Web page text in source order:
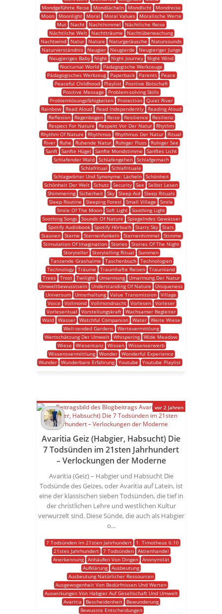
Mondgeführte Reise
Mondlächeln Mondlicht
Mondreise
Moon
Moonlight Moral Moral Values
Moralische Werte
Mut
Nacht Nachthimmel
Nächtliche Reise
Nächtliche Welt
Nachtträume
Nachtüberwachung
Nachtwind
Natur Nature Naturgeräusche
Natursounds
Naturverständnis
Neugier Neugierde
Neugieriger Junge
Neugieriges Baby
Night Night Journey
Night Wind
Nocturnal World
Pädagogische Werkzeuge
Pädagogisches Werkzeug
Paperback Parents
Peace
Peaceful Childhood
Playlist
Positive Botschaft
Positive Message
Problem-solving Skills
Problemlösungsfähigkeiten
Protection
Quiet River
Rainbow
Read Aloud Read Independently
Reading Aloud
Reflexion
Regenbogen Reise Resilience
Resilienz
Respect For Nature
Respekt Vor Der Natur
Rhythm
Rhythm Of Nature
Rhythmus Rhythmus Der Natur
Ritual
River
Ruhe Ruhende Natur Ruhiger Fluss
Ruhiger See
Sanft
Sanfte Hügel Sanfte Mondstimme
Sanftes Licht
Schlafender Wald
Schlafengehen
Schlafgemach
Schlafritual
Schlafrituale
Schlagwörter Und Synonyme: Lächeln
Schönheit
Schönheit Der Welt Schutz Security See
Selbst Lesen
Shimmering
Sicherheit Sky Sleep Aid
Sleep Rituals
Sleep Routine
Sleeping Forest Small Village
Smile
Smile Of The Moon Soft Light Soothing Light
Soothing Songs
Sounds Of Nature
Spiegelndes Gewässer
Spotify Audiobook Spotify Hörbuch Starry Sky Stars
Staunen
Sterne Sternenfunkeln Sternenhimmel
Stimme
Stimulation Of Imagination
Stories
Stories Of The Night
Storyteller Storytelling Ritual
Summen
Tanzende Grashalme
Taschenbuch
Technologien
Technology Träume Traumhafte Reisen Traumland
Trees
Trost Twilight Umarmung
Umarmung Der Natur
Umweltbewusstsein
Understanding Of Nature
Uniqueness
Universum
Unterhaltung Value Transmission Village
Voice
Vollmond Vollmondnacht Vorlesen
Vorleser
Vorleseritual
Vorstellungskraft
Wachsamer Begleiter
Wald
Wasser Watchful Companion Water
Weite Wiese
Well-tended Gardens
Wertevermittlung
Wertschätzung Der Umwelt Whispering Wide Meadow
Wiese
Wiesentanz Wissen Wissenserwerb
Wissensvermittlung Wonder Wonderful Experience
Wunder Wunderbare Erfahrung Youtube Youtube Playlist
Avaritia Geiz (Habgier, Habsucht) Die
7 Todsünden im 21sten Jahrhundert
– Verlockungen der Moderne
Avaritia (Geiz) – Habgier und Habsucht Die
Todsünde des Geizes, oder Avaritia auf Latein, ist
eine der klassischen sieben Todsünden, die tief in
der christlichen Lehre und westlichen Kultur
verwurzelt sind. Diese Sünde, die auch als Habgier
o...
7 Todsünden Im 21sten Jahrhundert
1. Timotheus 6:10
21stes Jahrhundert
7 Todsünden
Aktienhandel
Anerkennung
Anhäufen Von Dingen
Anonymität
Aufklärung Ausbeutung
Ausbeutung Natürlicher Ressourcen
Ausgewogenheit Von Bedürfnissen Und Werten
Auswirkungen Von Habgier Auf Gesellschaft Und Umwelt
Avaritia
Bescheidenheit
Bewunderung
Bewusste Entscheidungen
vor 2 Jahren